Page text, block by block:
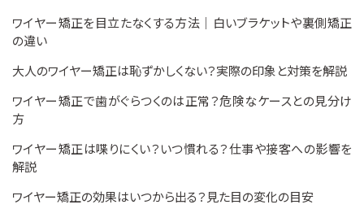
ワイヤー矯正を目立たなくする方法｜白いブラケットや裏側矯正
の違い
大人のワイヤー矯正は恥ずかしくない？実際の印象と対策を解説
ワイヤー矯正で歯がぐらつくのは正常？危険なケースとの見分け
方
ワイヤー矯正は喋りにくい？いつ慣れる？仕事や接客への影響を
解説
ワイヤー矯正の効果はいつから出る？見た目の変化の目安